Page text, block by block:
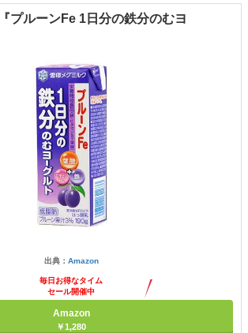
プルーンFe 1日分の鉄分のむヨ
出典： Amazon
毎日お得なタイム
セール開催中
Amazon
￥1,280